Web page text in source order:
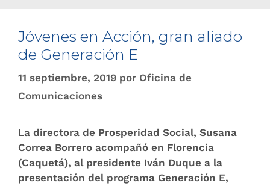
Jóvenes en Acción, gran aliado
de Generación E
11 septiembre, 2019 por Oficina de
Comunicaciones
La directora de Prosperidad Social, Susana
Correa Borrero acompañó en Florencia
(Caquetá), al presidente Iván Duque a la
presentación del programa Generación E,